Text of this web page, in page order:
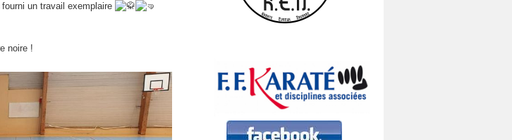
un travail exemplaire
noire !